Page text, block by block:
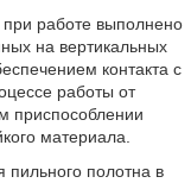
работе выполнено
на вертикальных
контакта с
работы от
приспособлении
материала.
пильного полотна в